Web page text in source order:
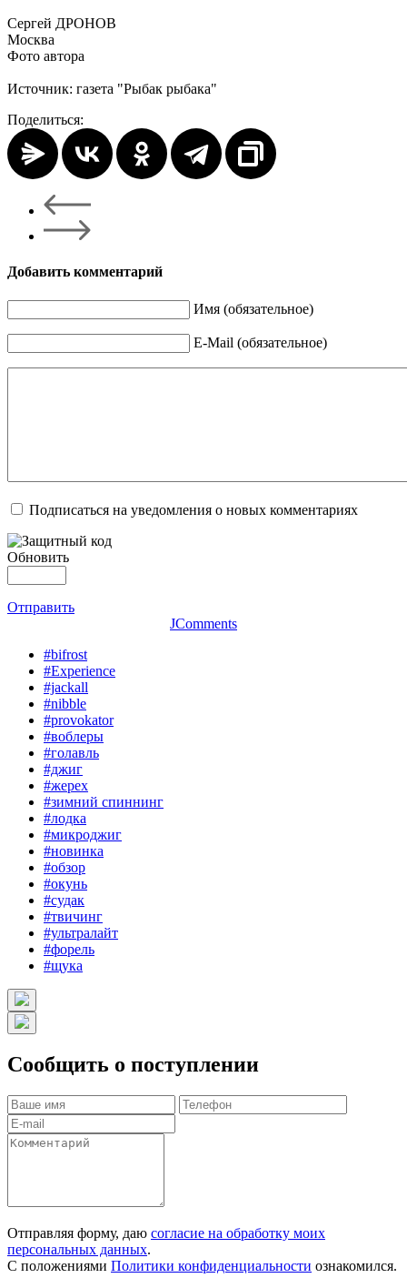
Сергей ДРОНОВ
Москва
Фото автора
Источник: газета "Рыбак рыбака"
Поделиться:
Добавить комментарий
Имя (обязательное)
E-Mail (обязательное)
Подписаться на уведомления о новых комментариях
Обновить
Отправить
JComments
#bifrost
#Experience
#jackall
#nibble
#provokator
#воблеры
#голавль
#джиг
#жерех
#зимний спиннинг
#лодка
#микроджиг
#новинка
#обзор
#окунь
#судак
#твичинг
#ультралайт
#форель
#щука
Сообщить о поступлении
Отправляя форму, даю согласие на обработку моих
персональных данных.
С положениями Политики конфиденциальности ознакомился.